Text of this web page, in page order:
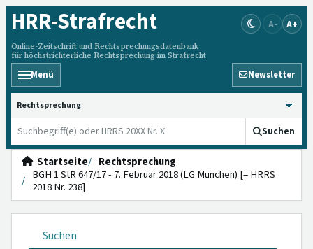
HRR-Strafrecht
Online-Zeitschrift und Rechtsprechungsdatenbank
für höchstrichterliche Rechtsprechung im Strafrecht
A- A+
Menü Newsletter
HRRS durchsuchen
Suchen
Startseite
Rechtsprechung
BGH 1 StR 647/17 - 7. Februar 2018 (LG München) [= HRRS
2018 Nr. 238]
Suchen